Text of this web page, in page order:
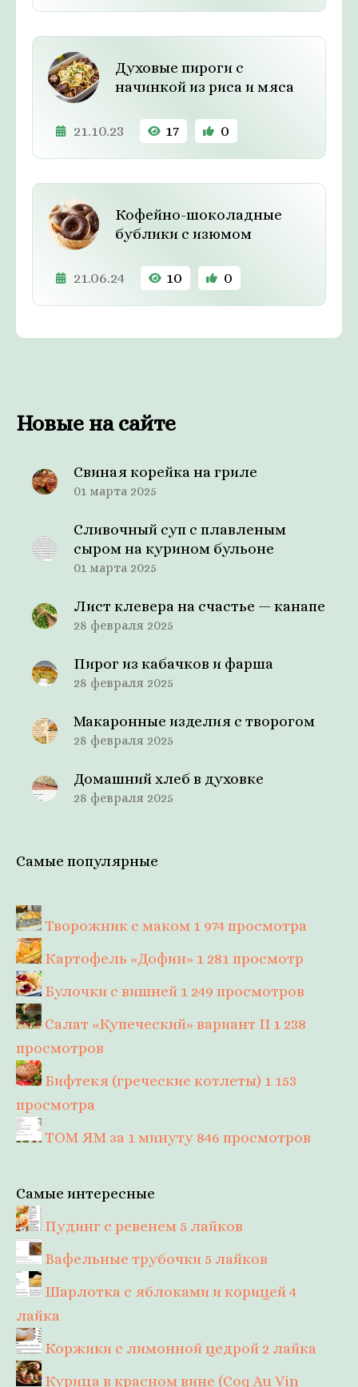
Духовые пироги с
начинкой из риса и мяса
21.10.23 17 0
Кофейно-шоколадные
бублики с изюмом
21.06.24 10 0
Новые на сайте
Свиная корейка на гриле
01 марта 2025
Сливочный суп с плавленым
сыром на курином бульоне
01 марта 2025
Лист клевера на счастье — канапе
28 февраля 2025
Пирог из кабачков и фарша
28 февраля 2025
Макаронные изделия с творогом
28 февраля 2025
Домашний хлеб в духовке
28 февраля 2025
Самые популярные
Творожник с маком 1 974 просмотра
Картофель «Дофин» 1 281 просмотр
Булочки с вишней 1 249 просмотров
Салат «Купеческий» вариант II 1 238
просмотров
Бифтекя (греческие котлеты) 1 153
просмотра
ТОМ ЯМ за 1 минуту 846 просмотров
Самые интересные
Пудинг с ревенем 5 лайков
Вафельные трубочки 5 лайков
Шарлотка с яблоками и корицей4
лайка
Коржики с лимонной цедрой 2 лайка
Курица в красном вине (Coq Au Vin